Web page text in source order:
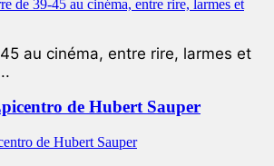
au cinéma, entre rire, larmes et
de Hubert Sauper